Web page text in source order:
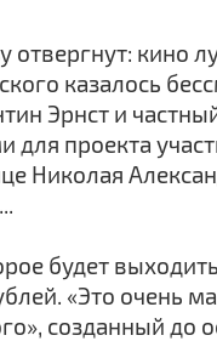
отвергнут: кино
казалось
Эрнст и
проекта
Николая
будет
«Это очень
созданный до